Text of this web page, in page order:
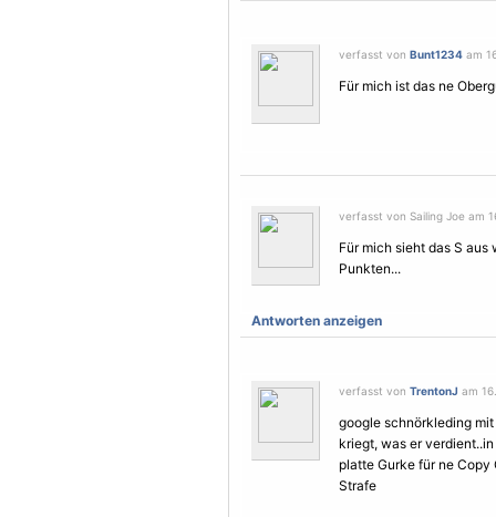
verfasst von Bunt1234 am
Für mich ist das ne
verfasst von Sailing Joe am
Für mich sieht das S
Punkten...
Antworten anzeigen
verfasst von TrentonJ am
google schnörkleding
kriegt, was er
platte Gurke für ne Copy
Strafe